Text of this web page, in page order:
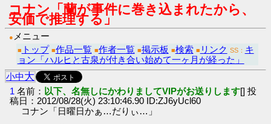
コナン「蘭が事件に巻き込まれたから、
安価で推理する」
● メニュー
■ トップ ■作品一覧 ■作者一覧 ■掲示板 ■検索 ■ リンク SS： キ
ョン「ハルヒと古泉が付き合い始めて一ヶ月が経った」
小中大
1 名前： 以下、名無しにかわりましてVIPがお送りします[] 投
稿日：2012/08/28(火) 23:10:46.90 ID:ZJ6yUcl60
コナン「日曜日かぁ…だりぃ…」